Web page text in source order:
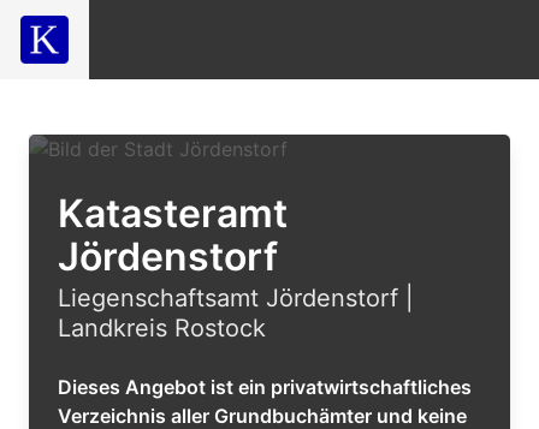
Katasteramt
Jördenstorf
Liegenschaftsamt Jördenstorf |
Landkreis Rostock
Dieses Angebot ist ein privatwirtschaftliches
Verzeichnis aller Grundbuchämter und keine